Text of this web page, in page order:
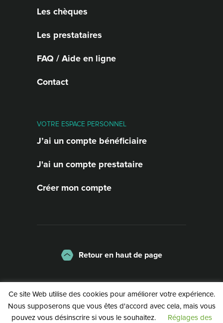
Les chèques
Les prestataires
FAQ / Aide en ligne
Contact
VOTRE ESPACE PERSONNEL
J’ai un compte bénéficiaire
J'ai un compte prestataire
Créer mon compte
Retour en haut de page
La charte
Mentions légales
Politique de confidentialité
Ce site Web utilise des cookies pour améliorer votre expérience.
Nous supposerons que vous êtes d'accord avec cela, mais vous
pouvez vous désinscrire si vous le souhaitez.
Réglages des